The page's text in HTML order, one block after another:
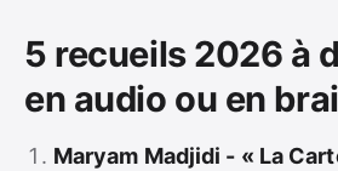
5 recueils 2026 à
en audio ou en
Maryam Madjidi - « La